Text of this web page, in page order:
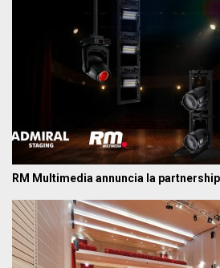
RM Multimedia annuncia la